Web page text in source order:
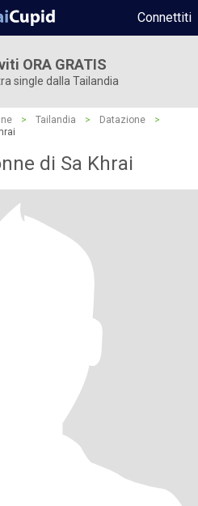
Connettiti
ORA GRATIS
single dalla Tailandia
> Tailandia > Datazione
>
di Sa Khrai